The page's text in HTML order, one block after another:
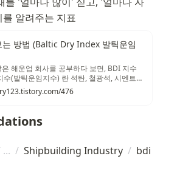
알려주는 지표
는 방법 (Baltic Dry Index 발틱운임
해운업 회사를 공부하다 보면, BDI 지수
수(발틱운임지수) 란 석탄, 철광석, 시멘트,
고 26개 주요 해상운송경로를 지나는 선적
의 화물운임과 용선료 등을 종합해 산정하
는 지표 다. 자세한 설명은 아래 link를 확인
476
/ Shipbuilding Industry / bdi 지수